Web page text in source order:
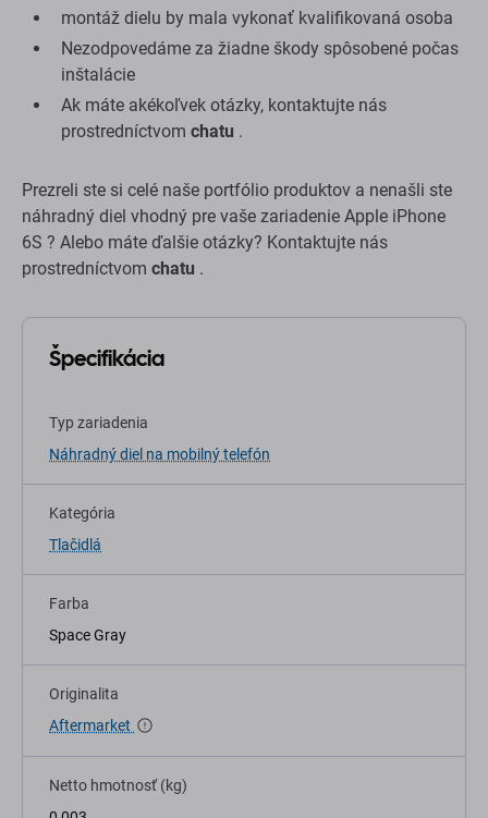
montáž dielu by mala vykonať kvalifikovaná osoba
Nezodpovedáme za žiadne škody spôsobené počas
inštalácie
Ak máte akékoľvek otázky, kontaktujte nás
prostredníctvom chatu .
Prezreli ste si celé naše portfólio produktov a nenašli ste
náhradný diel vhodný pre vaše zariadenie Apple iPhone
6S ? Alebo máte ďalšie otázky? Kontaktujte nás
prostredníctvom chatu .
Špecifikácia
Typ zariadenia
Náhradný diel na mobilný telefón
Kategória
Tlačidlá
Farba
Space Gray
Originalita
Aftermarket
Netto hmotnosť (kg)